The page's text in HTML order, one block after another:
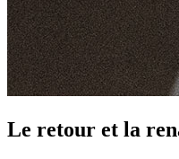
Le retour et la